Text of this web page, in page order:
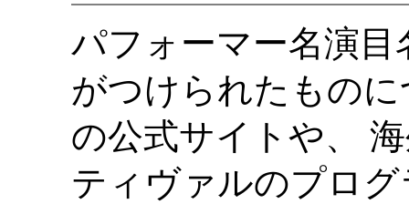
パフォーマー名演
がつけられたもの
の公式サイトや、
ティヴァルのプロ